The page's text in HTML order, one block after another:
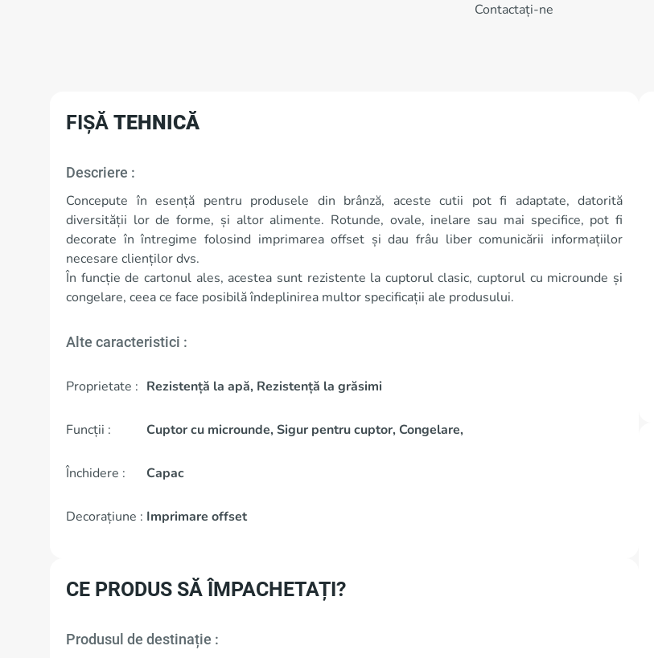
Contactați-ne
FIȘĂ TEHNICĂ
Descriere :
Concepute în esență pentru produsele din brânză, aceste cutii pot fi adaptate, datorită
diversității lor de forme, și altor alimente. Rotunde, ovale, inelare sau mai specifice, pot fi
decorate în întregime folosind imprimarea offset și dau frâu liber comunicării informațiilor
necesare clienților dvs.
În funcție de cartonul ales, acestea sunt rezistente la cuptorul clasic, cuptorul cu microunde și
congelare, ceea ce face posibilă îndeplinirea multor specificații ale produsului.
Alte caracteristici :
Proprietate : Rezistență la apă, Rezistență la grăsimi
Funcții : Cuptor cu microunde, Sigur pentru cuptor, Congelare,
Închidere : Capac
Decorațiune : Imprimare offset
CE PRODUS SĂ ÎMPACHETAȚI?
Produsul de destinație :